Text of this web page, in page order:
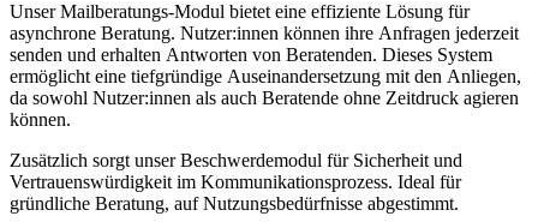
Unser Mailberatungs-Modul bietet eine effiziente Lösung für
asynchrone Beratung. Nutzer:innen können ihre Anfragen jederzeit
senden und erhalten Antworten von Beratenden. Dieses System
ermöglicht eine tiefgründige Auseinandersetzung mit den Anliegen,
da sowohl Nutzer:innen als auch Beratende ohne Zeitdruck agieren
können.
Zusätzlich sorgt unser Beschwerdemodul für Sicherheit und
Vertrauenswürdigkeit im Kommunikationsprozess. Ideal für
gründliche Beratung, auf Nutzungsbedürfnisse abgestimmt.